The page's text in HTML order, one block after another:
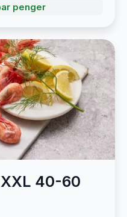
penger
40-60